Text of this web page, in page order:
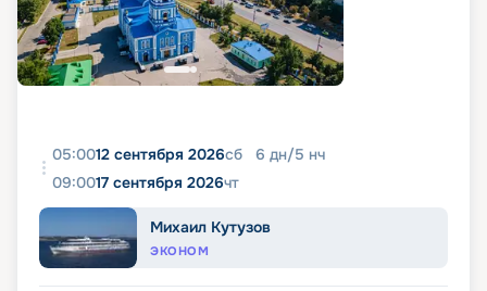
05:0012 сентября 2026сб 6 дн/5 нч
09:0017 сентября 2026чт
Михаил Кутузов
ЭКОНОМ